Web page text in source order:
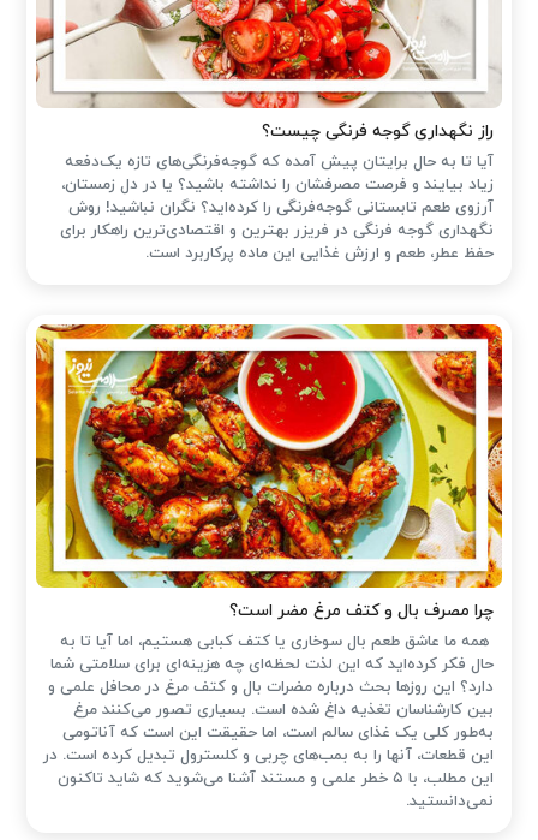
راز نگهداری گوجه فرنگی چیست؟
آیا تا به حال برایتان پیش آمده که گوجه‌فرنگی‌های تازه یک‌دفعه
زیاد بیایند و فرصت مصرفشان را نداشته باشید؟ یا در دل زمستان،
آرزوی طعم تابستانی گوجه‌فرنگی را کرده‌اید؟ نگران نباشید! روش
نگهداری گوجه فرنگی در فریزر بهترین و اقتصادی‌ترین راهکار برای
حفظ عطر، طعم و ارزش غذایی این ماده پرکاربرد است.
چرا مصرف بال و کتف مرغ مضر است؟
همه ما عاشق طعم بال سوخاری یا کتف کبابی هستیم، اما آیا تا به
حال فکر کرده‌اید که این لذت لحظه‌ای چه هزینه‌ای برای سلامتی شما
دارد؟ این روزها بحث درباره مضرات بال و کتف مرغ در محافل علمی و
بین کارشناسان تغذیه داغ شده است. بسیاری تصور می‌کنند مرغ
به‌طور کلی یک غذای سالم است، اما حقیقت این است که آناتومی
این قطعات، آنها را به بمب‌های چربی و کلسترول تبدیل کرده است. در
این مطلب، با ۵ خطر علمی و مستند آشنا می‌شوید که شاید تاکنون
نمی‌دانستید.